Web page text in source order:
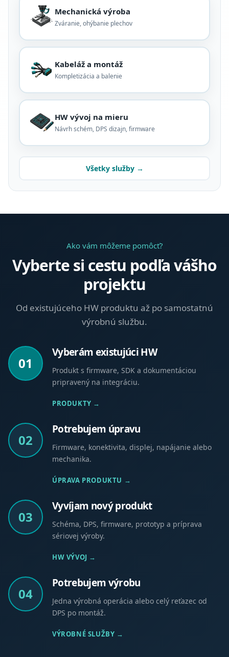
Mechanická výroba
Zváranie, ohýbanie plechov
Kabeláž a montáž
Kompletizácia a balenie
HW vývoj na mieru
Návrh schém, DPS dizajn, firmware
Všetky služby →
Ako vám môžeme pomôcť?
Vyberte si cestu podľa vášho
projektu
Od existujúceho HW produktu až po samostatnú
výrobnú službu.
01
Vyberám existujúci HW
Produkt s firmware, SDK a dokumentáciou
pripravený na integráciu.
PRODUKTY →
02
Potrebujem úpravu
Firmware, konektivita, displej, napájanie alebo
mechanika.
ÚPRAVA PRODUKTU →
03
Vyvíjam nový produkt
Schéma, DPS, firmware, prototyp a príprava
sériovej výroby.
HW VÝVOJ →
04
Potrebujem výrobu
Jedna výrobná operácia alebo celý reťazec od
DPS po montáž.
VÝROBNÉ SLUŽBY →